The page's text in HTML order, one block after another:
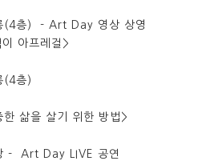
(4층) - Art Day 영상 상영
아프레걸>
(4층)
삶을 살기 위한 방법>
- Art Day LIVE 공연